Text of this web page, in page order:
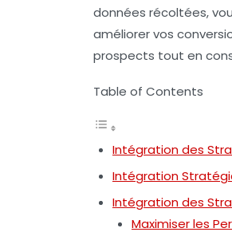
données récoltées,
améliorer vos
prospects tout en
Table of Contents
Intégration des
Intégration
Intégration des
Maximiser les